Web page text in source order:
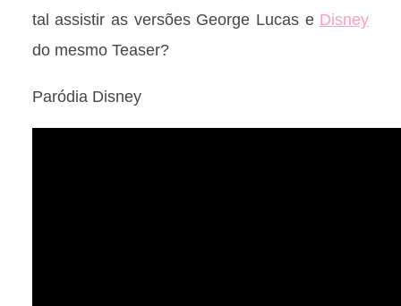
tal assistir as versões George Lucas e Disney
do mesmo Teaser?
Paródia Disney